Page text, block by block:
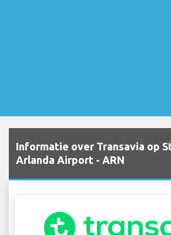
Informatie over Transavia op
Arlanda Airport - ARN